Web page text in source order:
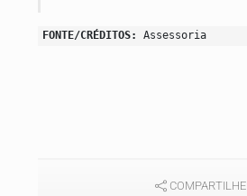
FONTE/CRÉDITOS: Assessoria
COMPARTILHE